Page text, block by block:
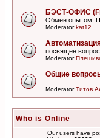
БЭСТ-ОФИС
Обмен опытом.
Moderatorkat12
посвящен
Moderator
Общие
ModeratorТитов
Who is Online
Our users have